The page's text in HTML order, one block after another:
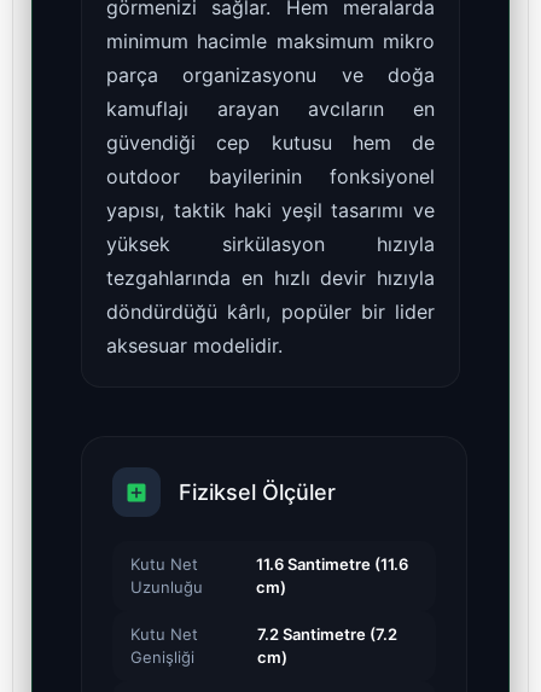
görmenizi sağlar. Hem meralarda
minimum hacimle maksimum mikro
parça organizasyonu ve doğa
kamuflajı arayan avcıların en
güvendiği cep kutusu hem de
outdoor bayilerinin fonksiyonel
yapısı, taktik haki yeşil tasarımı ve
yüksek sirkülasyon hızıyla
tezgahlarında en hızlı devir hızıyla
döndürdüğü kârlı, popüler bir lider
aksesuar modelidir.
Fiziksel Ölçüler
Kutu Net
Uzunluğu
11.6 Santimetre (11.6
cm)
Kutu Net
Genişliği
7.2 Santimetre (7.2
cm)